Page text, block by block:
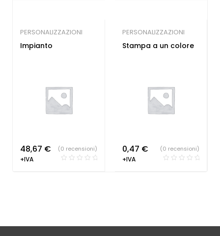
PERSONALIZZAZIONI
Impianto
48,67 €
+IVA
(0 recensioni)
PERSONALIZZAZIONI
Stampa a un colore
0,47 €
+IVA
(0 recensioni)